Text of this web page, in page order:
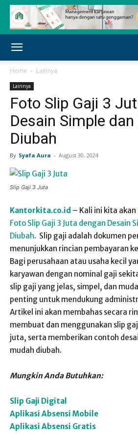
Home Lainnya
Lainnya
Foto Slip Gaji 3
Desain Simple
Diubah
By Syafa Aura - August 30, 2024
Slip Gaji 3 Juta
Kantorkita.co.id – Kali ini kita
Foto Slip Gaji 3 Juta dengan Desain
Diubah. Slip gaji adalah dokumen
menunjukkan rincian pembayaran
Bagi perusahaan atau usaha kecil
karyawan dengan nominal gaji
slip gaji yang jelas, simpel, dan
penting untuk mendukung
Artikel ini akan membahas secara
membuat dan menggunakan slip
juta, serta memberikan contoh
mudah diubah.
Mungkin Anda Butuhkan:
Slip Gaji Digital
Aplikasi Absensi Mobile
Aplikasi Absensi Gratis